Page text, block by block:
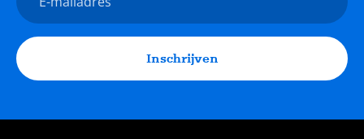
mailadres
Inschrijven